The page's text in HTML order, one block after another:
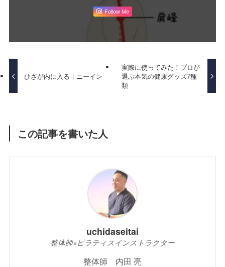
Follow Me
ひざが内に入る｜ニーイン
実際に使ってみた！プロが
選ぶ本気の健康グッズ7種
類
この記事を書いた人
uchidaseitai
整体師×ピラティスインストラクター
整体師 内田 亮